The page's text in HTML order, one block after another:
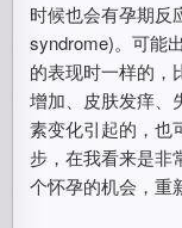
时候也会有孕期反
syndrome)。可能
的表现时一样的，
增加、皮肤发痒、
素变化引起的，也
步，在我看来是非
个怀孕的机会，重